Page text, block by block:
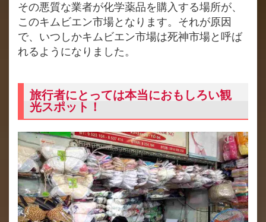
その悪質な業者が化学薬品を購入する場所が、
このキムビエン市場となります。それが原因
で、いつしかキムビエン市場は死神市場と呼ば
れるようになりました。
旅行者にとっては本当におもしろい観
光スポット！